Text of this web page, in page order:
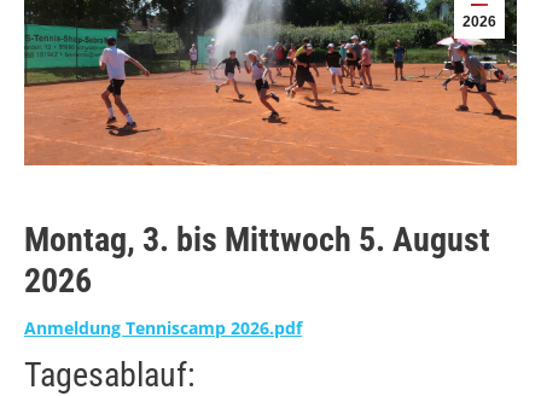
2026
Montag, 3. bis Mittwoch 5. August
2026
Anmeldung Tenniscamp 2026.pdf
Tagesablauf: